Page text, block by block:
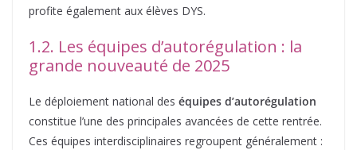
profite également aux élèves DYS.
1.2. Les équipes d’autorégulation : la
grande nouveauté de 2025
Le déploiement national des équipes d’autorégulation
constitue l’une des principales avancées de cette rentrée.
Ces équipes interdisciplinaires regroupent généralement :